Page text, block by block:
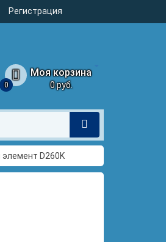
Регистрация
Моя корзина
0 0 руб.
D260K